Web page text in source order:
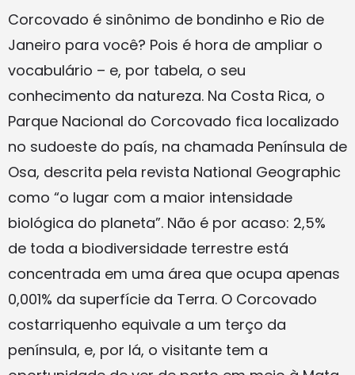
Corcovado é sinônimo de bondinho e Rio de
Janeiro para você? Pois é hora de ampliar o
vocabulário – e, por tabela, o seu
conhecimento da natureza. Na Costa Rica, o
Parque Nacional do Corcovado fica localizado
no sudoeste do país, na chamada Península de
Osa, descrita pela revista National Geographic
como “o lugar com a maior intensidade
biológica do planeta”. Não é por acaso: 2,5%
de toda a biodiversidade terrestre está
concentrada em uma área que ocupa apenas
0,001% da superfície da Terra. O Corcovado
costarriquenho equivale a um terço da
península, e, por lá, o visitante tem a